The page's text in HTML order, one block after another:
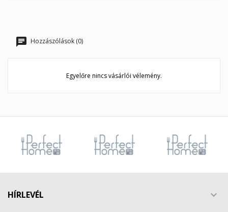
Hozzászólások (0)
Egyelőre nincs vásárlói vélemény.
HÍRLEVÉL 